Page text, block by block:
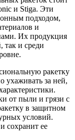
и Stiga. Эти
подходом,
и
Их продукция
так и среди
ракетку
ухаживать за ней,
от пыли и грязи с
в защитном
условий.
сохранит ее